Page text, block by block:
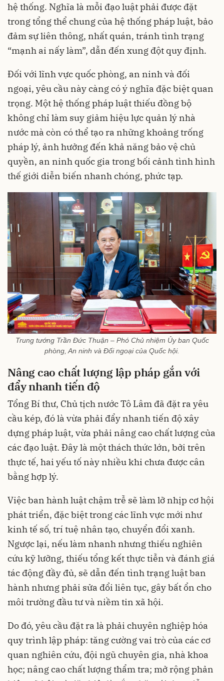
hệ thống. Nghĩa là mỗi đạo luật phải được đặt
trong tổng thể chung của hệ thống pháp luật, bảo
đảm sự liên thông, nhất quán, tránh tình trạng
“mạnh ai nấy làm”, dẫn đến xung đột quy định.
Đối với lĩnh vực quốc phòng, an ninh và đối
ngoại, yêu cầu này càng có ý nghĩa đặc biệt quan
trọng. Một hệ thống pháp luật thiếu đồng bộ
không chỉ làm suy giảm hiệu lực quản lý nhà
nước mà còn có thể tạo ra những khoảng trống
pháp lý, ảnh hưởng đến khả năng bảo vệ chủ
quyền, an ninh quốc gia trong bối cảnh tình hình
thế giới diễn biến nhanh chóng, phức tạp.
Trung tướng Trần Đức Thuận – Phó Chủ nhiệm Ủy ban Quốc
phòng, An ninh và Đối ngoại của Quốc hội.
Nâng cao chất lượng lập pháp gắn với
đẩy nhanh tiến độ
Tổng Bí thư, Chủ tịch nước Tô Lâm đã đặt ra yêu
cầu kép, đó là vừa phải đẩy nhanh tiến độ xây
dựng pháp luật, vừa phải nâng cao chất lượng của
các đạo luật. Đây là một thách thức lớn, bởi trên
thực tế, hai yếu tố này nhiều khi chưa được cân
bằng hợp lý.
Việc ban hành luật chậm trễ sẽ làm lỡ nhịp cơ hội
phát triển, đặc biệt trong các lĩnh vực mới như
kinh tế số, trí tuệ nhân tạo, chuyển đổi xanh.
Ngược lại, nếu làm nhanh nhưng thiếu nghiên
cứu kỹ lưỡng, thiếu tổng kết thực tiễn và đánh giá
tác động đầy đủ, sẽ dẫn đến tình trạng luật ban
hành nhưng phải sửa đổi liên tục, gây bất ổn cho
môi trường đầu tư và niềm tin xã hội.
Do đó, yêu cầu đặt ra là phải chuyên nghiệp hóa
quy trình lập pháp: tăng cường vai trò của các cơ
quan nghiên cứu, đội ngũ chuyên gia, nhà khoa
học; nâng cao chất lượng thẩm tra; mở rộng phản